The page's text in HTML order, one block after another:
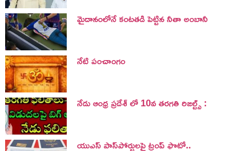
మైదానంలోనే కంటతడి పెట్టిన నీతా అంబానీ
నేటి పంచాంగం
నేడు ఆంధ్ర ప్రదేశ్ లో 10వ తరగతి రిజల్ట్స్ :
యుఎస్ పాస్‌పోర్టులపై ట్రంప్‌ ఫొటో..